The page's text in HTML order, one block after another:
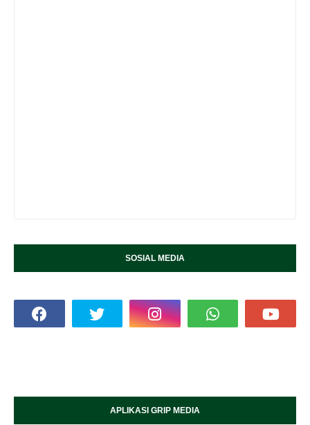
SOSIAL MEDIA
APLIKASI GRIP MEDIA